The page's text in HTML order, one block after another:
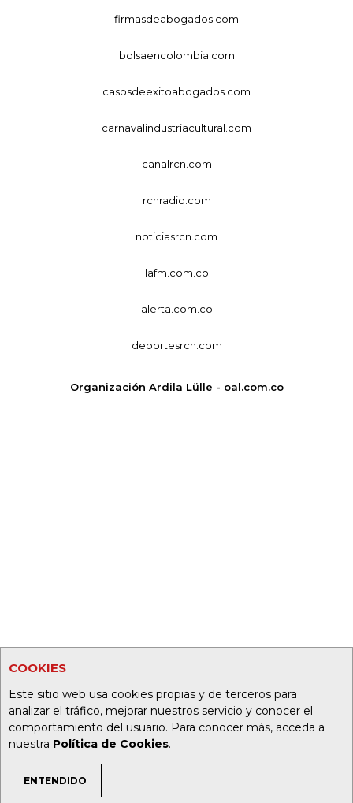
COOKIES
Este sitio web usa cookies propias y de terceros para
analizar el tráfico, mejorar nuestros servicio y conocer el
comportamiento del usuario. Para conocer más, acceda a
nuestra Política de Cookies.
ENTENDIDO
TEMAS DE INTERÉS
firmasdeabogados.com
bolsaencolombia.com
casosdeexitoabogados.com
carnavalindustriacultural.com
canalrcn.com
rcnradio.com
noticiasrcn.com
lafm.com.co
alerta.com.co
deportesrcn.com
Organización Ardila Lülle - oal.com.co